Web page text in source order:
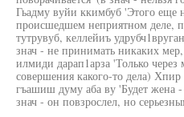
Гьадму вуйи ккимбуб 'Этого еще
происшедшем неприятном деле,
тутрувуб, келлейиъ
знач - не принимать никаких
илмиди дарап1арза 'Только
совершения какого-то дела)
гъашиш думу аба ву 'Будет жена
знач - он повзрослел, но